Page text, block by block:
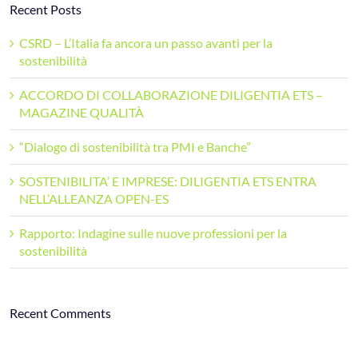
Recent Posts
CSRD – L’Italia fa ancora un passo avanti per la
sostenibilità
ACCORDO DI COLLABORAZIONE DILIGENTIA ETS –
MAGAZINE QUALITÀ
“Dialogo di sostenibilità tra PMI e Banche”
SOSTENIBILITA’ E IMPRESE: DILIGENTIA ETS ENTRA
NELL’ALLEANZA OPEN-ES
Rapporto: Indagine sulle nuove professioni per la
sostenibilità
Recent Comments